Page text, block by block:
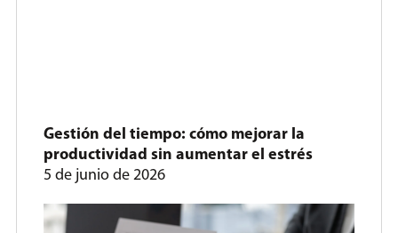
Gestión del tiempo: cómo mejorar la
productividad sin aumentar el estrés
5 de junio de 2026